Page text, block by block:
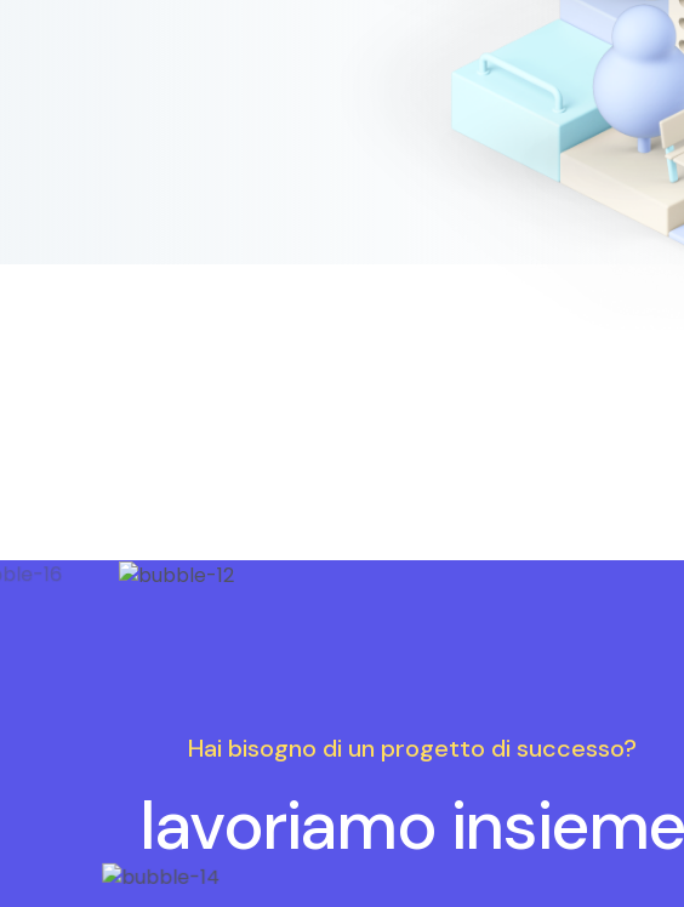
Hai bisogno di un progetto di successo?
lavoriamo